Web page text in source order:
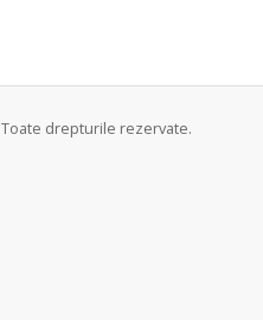
drepturile rezervate.